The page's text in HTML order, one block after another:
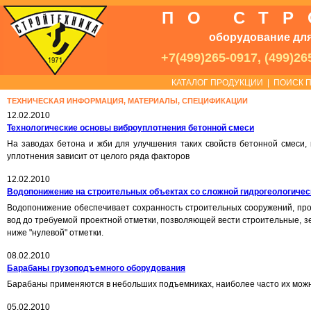
ПО
оборудование
+7(499)265-0917,
КАТАЛОГ ПРОДУКЦИИ ПОИСК
ТЕХНИЧЕСКАЯ ИНФОРМАЦИЯ, МАТЕРИАЛЫ, СПЕЦИФИКАЦИИ
12.02.2010
Технологические основы виброуплотнения бетонной смеси
На заводах бетона и жби для улучшения таких свойств бетонной смеси,
уплотнения зависит от целого ряда факторов
12.02.2010
Водопонижение на строительных объектах со сложной
Водопонижение обеспечивает сохранность строительных сооружений,
вод до требуемой проектной отметки, позволяющей вести
ниже "нулевой" отметки.
08.02.2010
Барабаны грузоподъемного оборудования
Барабаны применяются в небольших подъемниках, наиболее часто их
05.02.2010